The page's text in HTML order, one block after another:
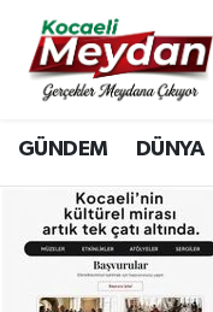
GÜNDEM DÜNYA
Nöbetçi
Hava Durumu
Trafik Durumu
Süper Lig